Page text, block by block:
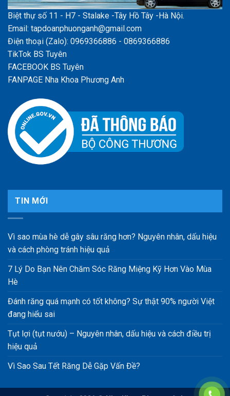
Biệt thự số 11 - H7 - Stalake -Tây Hồ Tây -Hà Nội.
Email: tapdoanphuonganh@gmail.com
Điện thoại (Zalo): 0969366886 - 0869366886
TikTok BS Tuyên
FACEBOOK BS Tuyên
FANPAGE Nha Khoa Phương Anh
TIN MỚI
Vì sao mùa hè dễ gây sâu răng hơn? Nguyên nhân, dấu hiệu
và cách phòng tránh hiệu quả
7 Lý Do Bạn Nên Chăm Sóc Răng Miệng Kỹ Hơn Vào Mùa
Hè
Đánh răng quá mạnh có tốt không? Sự thật 90% người Việt
đang hiểu sai
Tụt lợi (tụt nướu) – Nguyên nhân, dấu hiệu và cách điều trị
hiệu quả
Vì Sao Sau Tết Răng Dễ Gặp Vấn Đề?